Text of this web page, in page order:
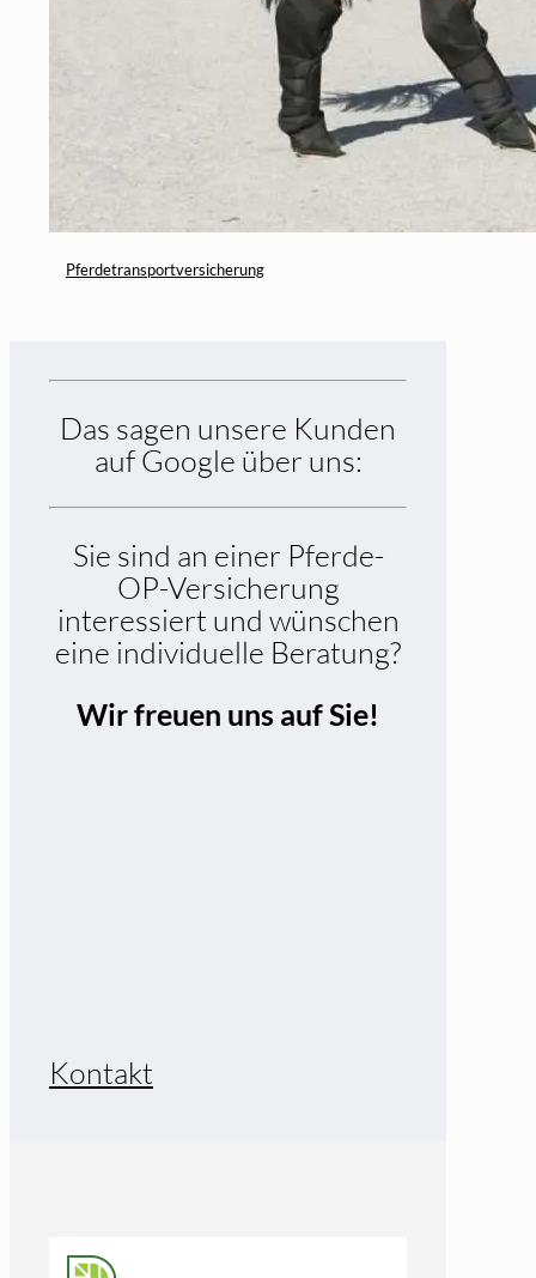
Pferdetransportversicherung
Das sagen unsere Kunden
auf Google über uns:
Sie sind an einer Pferde-
OP-Versicherung
interessiert und wünschen
eine individuelle Beratung?
Wir freuen uns auf Sie!
Kontakt